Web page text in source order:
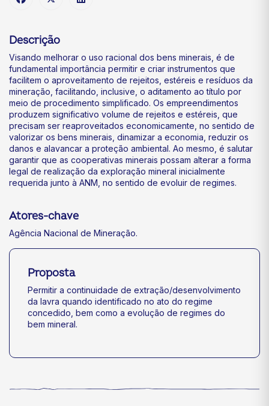
Descrição
Visando melhorar o uso racional dos bens minerais, é de
fundamental importância permitir e criar instrumentos que
facilitem o aproveitamento de rejeitos, estéreis e resíduos da
mineração, facilitando, inclusive, o aditamento ao título por
meio de procedimento simplificado. Os empreendimentos
produzem significativo volume de rejeitos e estéreis, que
precisam ser reaproveitados economicamente, no sentido de
valorizar os bens minerais, dinamizar a economia, reduzir os
danos e alavancar a proteção ambiental. Ao mesmo, é salutar
garantir que as cooperativas minerais possam alterar a forma
legal de realização da exploração mineral inicialmente
requerida junto à ANM, no sentido de evoluir de regimes.
Atores-chave
Agência Nacional de Mineração.
Proposta
Permitir a continuidade de extração/desenvolvimento
da lavra quando identificado no ato do regime
concedido, bem como a evolução de regimes do
bem mineral.